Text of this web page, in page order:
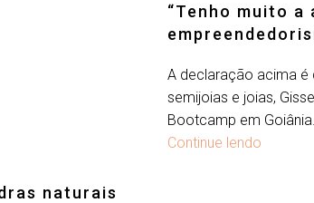
naturais
“Tenho muito a
A declaração acima é
semijoias e joias,
Bootcamp em Goiânia.
Continue lendo